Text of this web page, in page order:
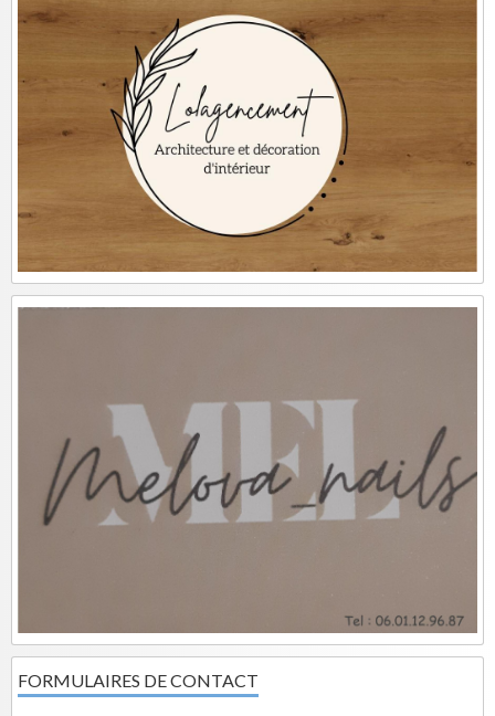
FORMULAIRES DE CONTACT